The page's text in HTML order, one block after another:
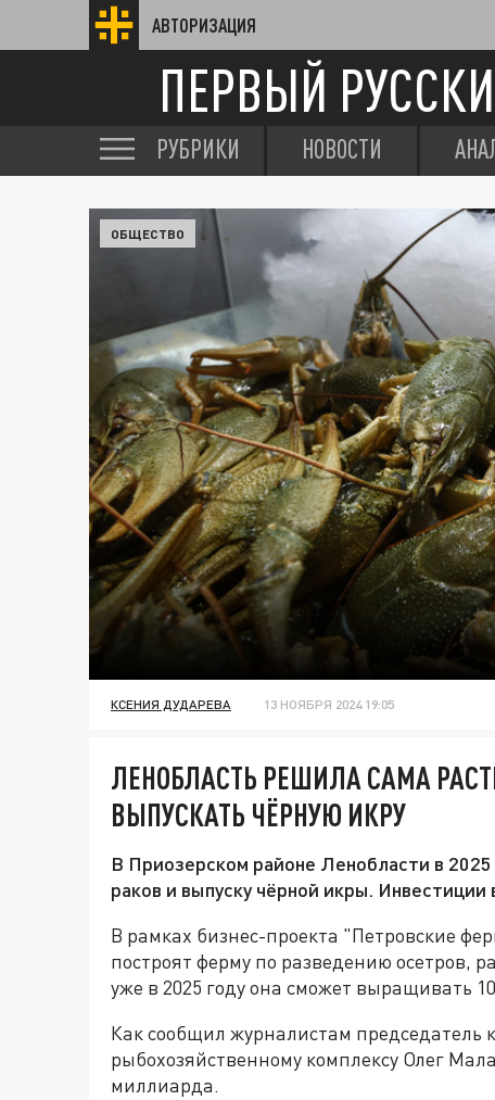
АВТОРИЗАЦИЯ
ПЕРВЫЙ
РУБРИКИ НОВОСТИ
ОБЩЕСТВО
КСЕНИЯ ДУДАРЕВА 13 НОЯБРЯ 2024 19:05
ЛЕНОБЛАСТЬ РЕШИЛА САМА
ВЫПУСКАТЬ ЧЁРНУЮ ИКРУ
В Приозерском районе Ленобласти в
раков и выпуску чёрной икры.
В рамках бизнес-проекта "Петровские
построят ферму по разведению осетров,
уже в 2025 году она сможет выращивать
Как сообщил журналистам
рыбохозяйственному комплексу Олег
миллиарда.